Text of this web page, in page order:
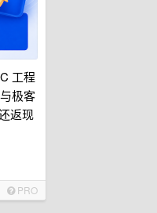
工程
极客
返现
PRO